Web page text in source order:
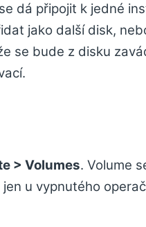
dá připojit k jedné
jako další disk,
se bude z disku
> Volumes. Volume
u vypnutého